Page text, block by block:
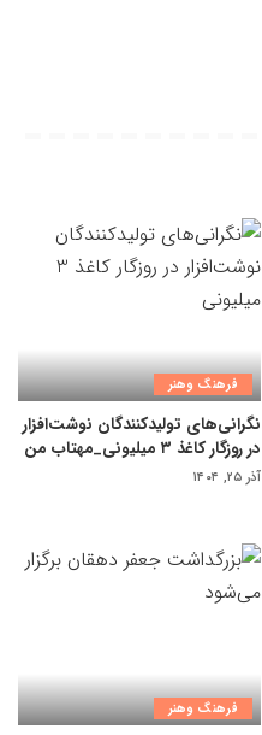
فرهنگ وهنر
نگرانی‌های تولیدکنندگان نوشت‌افزار
در روزگار کاغذ ۳ میلیونی_مهتاب من
آذر ۲۵, ۱۴۰۴
فرهنگ وهنر